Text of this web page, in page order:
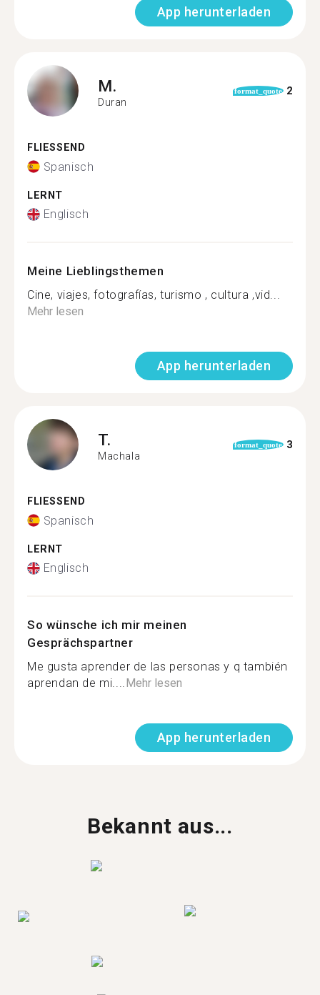
App herunterladen
M.
Duran
format_quote 2
FLIESSEND
Spanisch
LERNT
Englisch
Meine Lieblingsthemen
Cine, viajes, fotografías, turismo , cultura ,vid...
Mehr lesen
App herunterladen
T.
Machala
format_quote 3
FLIESSEND
Spanisch
LERNT
Englisch
So wünsche ich mir meinen
Gesprächspartner
Me gusta aprender de las personas y q también
aprendan de mi....Mehr lesen
App herunterladen
Bekannt aus...